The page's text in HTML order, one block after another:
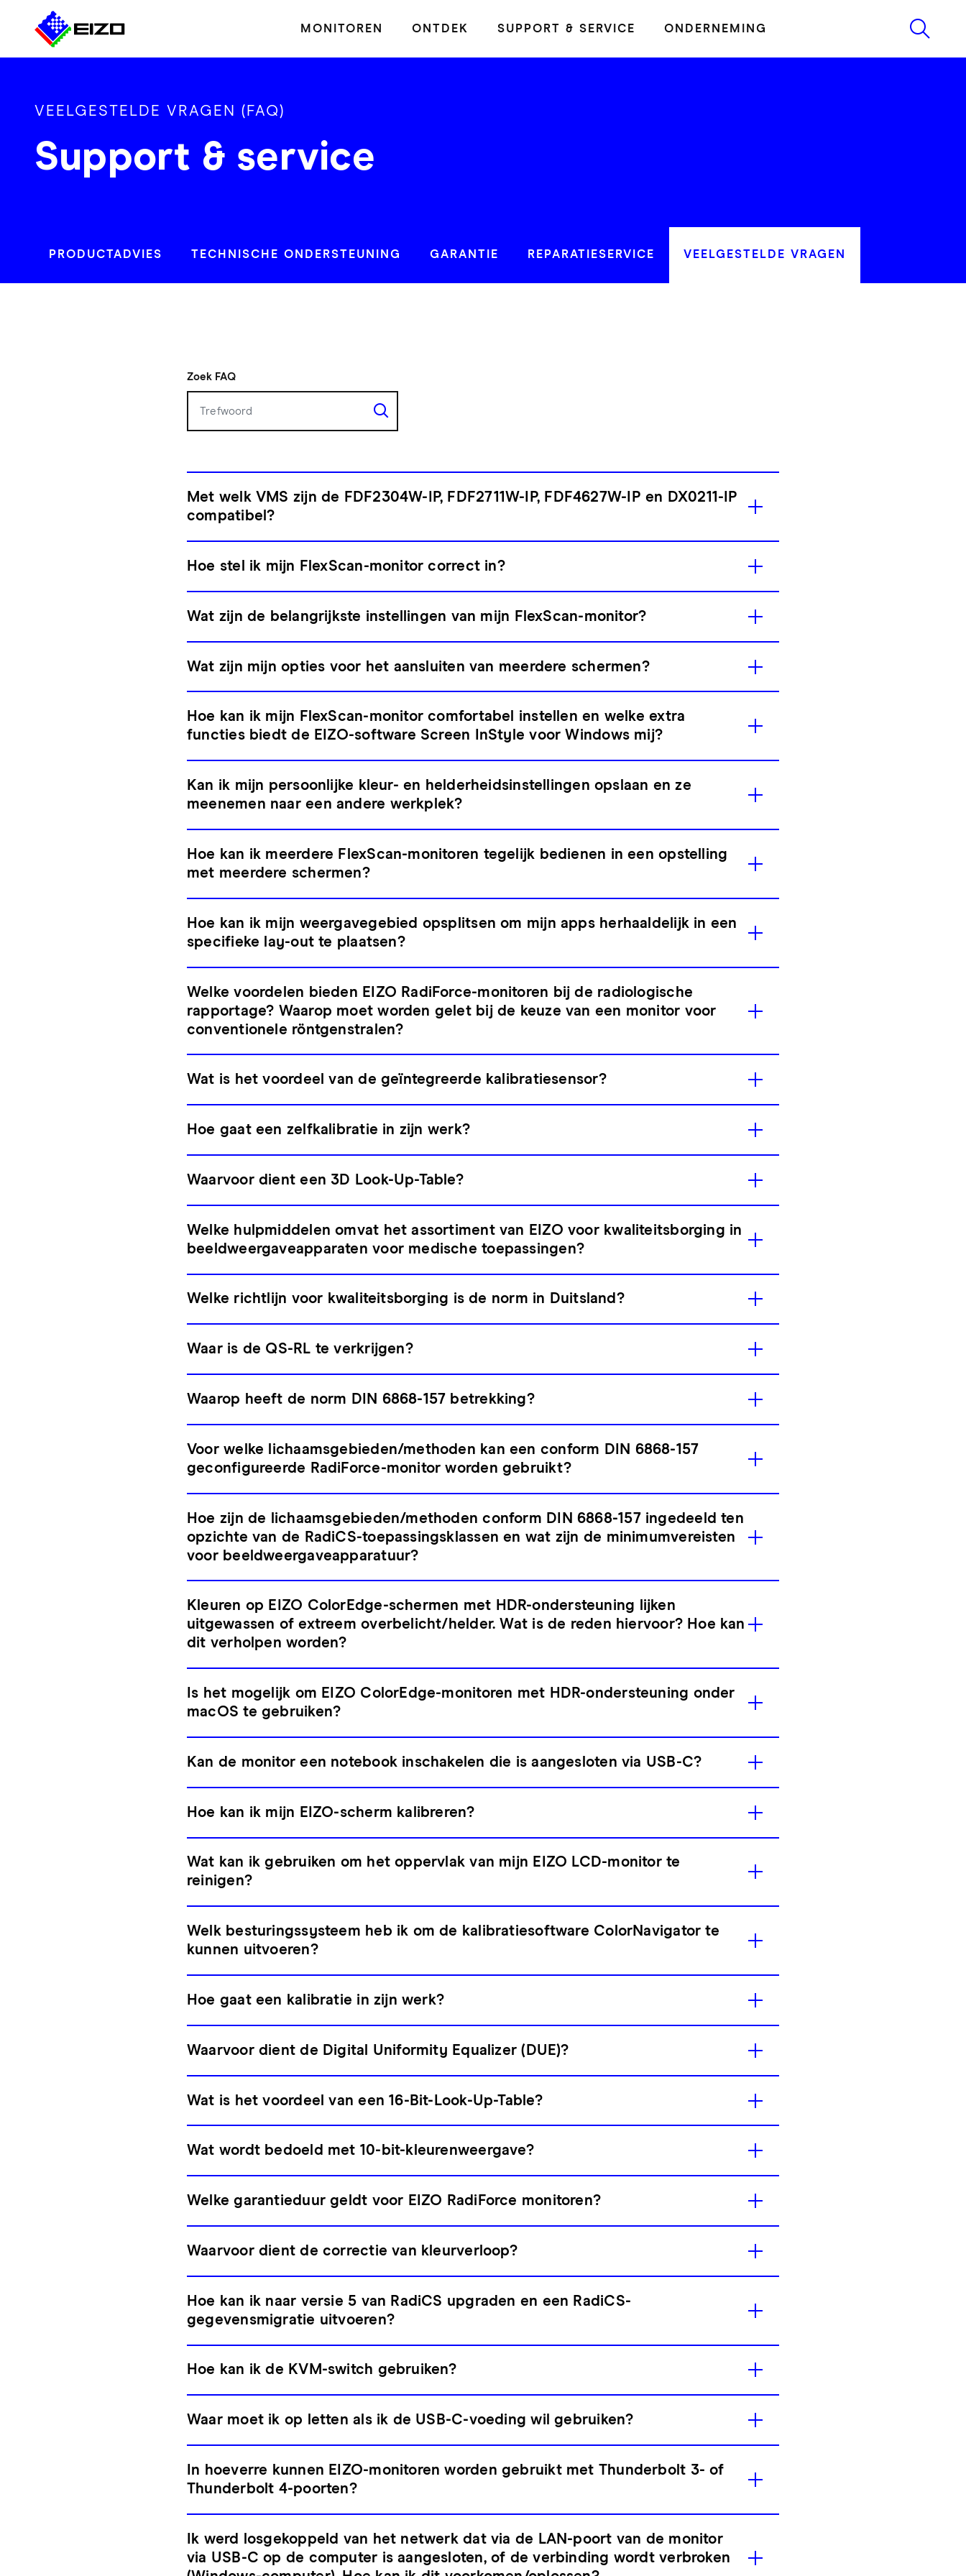
MONITOREN ONTDEK SUPPORT & SERVICE ONDERNEMING
VEELGESTELDE VRAGEN (FAQ)
Support & service
PRODUCTADVIES TECHNISCHE ONDERSTEUNING GARANTIE REPARATIESERVICE VEELGESTELDE VRAGEN
Zoek FAQ
Met welk VMS zijn de FDF2304W-IP, FDF2711W-IP, FDF4627W-IP en DX0211-IP
compatibel?
Hoe stel ik mijn FlexScan-monitor correct in?
Wat zijn de belangrijkste instellingen van mijn FlexScan-monitor?
Wat zijn mijn opties voor het aansluiten van meerdere schermen?
Hoe kan ik mijn FlexScan-monitor comfortabel instellen en welke extra
functies biedt de EIZO-software Screen InStyle voor Windows mij?
Kan ik mijn persoonlijke kleur- en helderheidsinstellingen opslaan en ze
meenemen naar een andere werkplek?
Hoe kan ik meerdere FlexScan-monitoren tegelijk bedienen in een opstelling
met meerdere schermen?
Hoe kan ik mijn weergavegebied opsplitsen om mijn apps herhaaldelijk in een
specifieke lay-out te plaatsen?
Welke voordelen bieden EIZO RadiForce-monitoren bij de radiologische
rapportage? Waarop moet worden gelet bij de keuze van een monitor voor
conventionele röntgenstralen?
Wat is het voordeel van de geïntegreerde kalibratiesensor?
Hoe gaat een zelfkalibratie in zijn werk?
Waarvoor dient een 3D Look-Up-Table?
Welke hulpmiddelen omvat het assortiment van EIZO voor kwaliteitsborging in
beeldweergaveapparaten voor medische toepassingen?
Welke richtlijn voor kwaliteitsborging is de norm in Duitsland?
Waar is de QS-RL te verkrijgen?
Waarop heeft de norm DIN 6868-157 betrekking?
Voor welke lichaamsgebieden/methoden kan een conform DIN 6868-157
geconfigureerde RadiForce-monitor worden gebruikt?
Hoe zijn de lichaamsgebieden/methoden conform DIN 6868-157 ingedeeld ten
opzichte van de RadiCS-toepassingsklassen en wat zijn de minimumvereisten
voor beeldweergaveapparatuur?
Kleuren op EIZO ColorEdge-schermen met HDR-ondersteuning lijken
uitgewassen of extreem overbelicht/helder. Wat is de reden hiervoor? Hoe kan
dit verholpen worden?
Is het mogelijk om EIZO ColorEdge-monitoren met HDR-ondersteuning onder
macOS te gebruiken?
Kan de monitor een notebook inschakelen die is aangesloten via USB-C?
Hoe kan ik mijn EIZO-scherm kalibreren?
Wat kan ik gebruiken om het oppervlak van mijn EIZO LCD-monitor te
reinigen?
Welk besturingssysteem heb ik om de kalibratiesoftware ColorNavigator te
kunnen uitvoeren?
Hoe gaat een kalibratie in zijn werk?
Waarvoor dient de Digital Uniformity Equalizer (DUE)?
Wat is het voordeel van een 16-Bit-Look-Up-Table?
Wat wordt bedoeld met 10-bit-kleurenweergave?
Welke garantieduur geldt voor EIZO RadiForce monitoren?
Waarvoor dient de correctie van kleurverloop?
Hoe kan ik naar versie 5 van RadiCS upgraden en een RadiCS-
gegevensmigratie uitvoeren?
Hoe kan ik de KVM-switch gebruiken?
Waar moet ik op letten als ik de USB-C-voeding wil gebruiken?
In hoeverre kunnen EIZO-monitoren worden gebruikt met Thunderbolt 3- of
Thunderbolt 4-poorten?
Ik werd losgekoppeld van het netwerk dat via de LAN-poort van de monitor
via USB-C op de computer is aangesloten, of de verbinding wordt verbroken